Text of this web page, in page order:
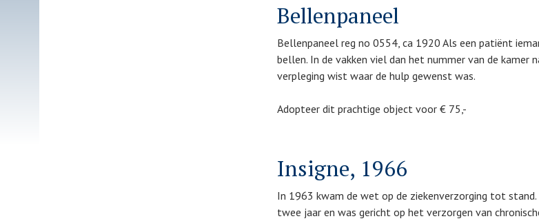
Bellenpaneel
Bellenpaneel reg no 0554, ca 1920 Als een patiënt
bellen. In de vakken viel dan het nummer van de kamer
verpleging wist waar de hulp gewenst was.
Adopteer dit prachtige object voor € 75,-
Insigne, 1966
In 1963 kwam de wet op de ziekenverzorging tot stand.
twee jaar en was gericht op het verzorgen van